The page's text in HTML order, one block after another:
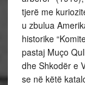
tjerë me
u zbulua
historike
pastaj Muço
dhe Shkodër e
se në këtë